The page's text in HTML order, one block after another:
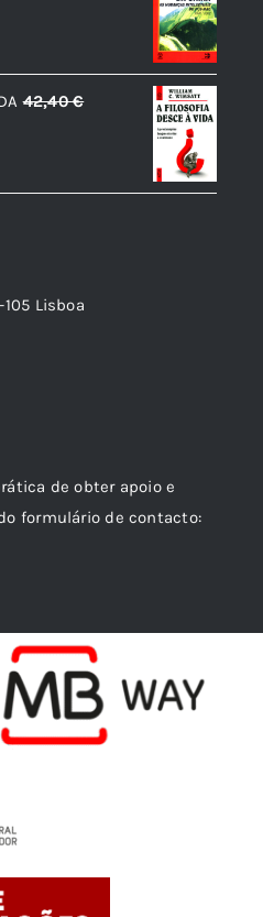
era:
23,09 €.
preço
atual
é:
20,78 €.
42,40€
105 Lisboa
de obter apoio e
formulário de contacto: